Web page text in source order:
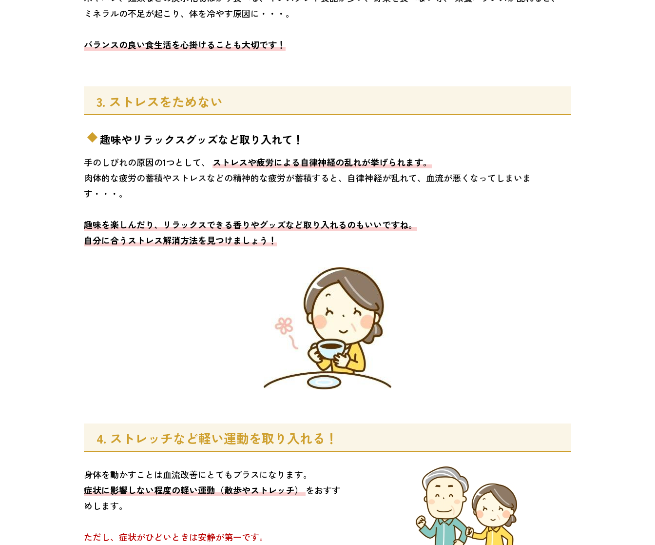
ミネラルの不足が起こり、体を冷やす原因に・・・。
バランスの良い食生活を心掛けることも大切です！
3. ストレスをためない
趣味やリラックスグッズなど取り入れて！
手のしびれの原因の1つとして、 ストレスや疲労による自律神経の乱れが挙げられます。
肉体的な疲労の蓄積やストレスなどの精神的な疲労が蓄積すると、自律神経が乱れて、血流が悪くなってしまいま
す・・・。
趣味を楽しんだり、リラックスできる香りやグッズなど取り入れるのもいいですね。
自分に合うストレス解消方法を見つけましょう！
4. ストレッチなど軽い運動を取り入れる！
身体を動かすことは血流改善にとてもプラスになります。
症状に影響しない程度の軽い運動（散歩やストレッチ）をおすす
めします。
ただし、症状がひどいときは安静が第一です。